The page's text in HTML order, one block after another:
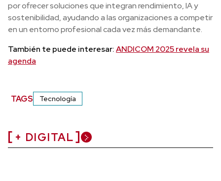
por ofrecer soluciones que integran rendimiento, IA y
sostenibilidad, ayudando a las organizaciones a competir
en un entorno profesional cada vez más demandante.
También te puede interesar:ANDICOM 2025 revela su
agenda
TAGS Tecnología
+ DIGITAL